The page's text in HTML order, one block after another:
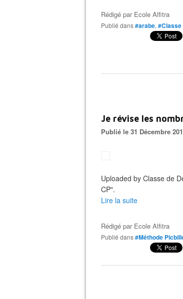
Rédigé par Ecole Alfitra
Publié dans#arabe, #Classe
Je révise les
Publié le 31 Décembre
Uploaded by Classe de
CP".
Lire la suite
Rédigé par Ecole Alfitra
Publié dans#Méthode